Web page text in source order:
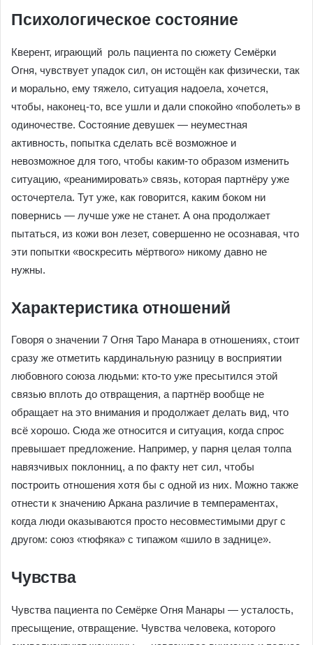
Психологическое состояние
Кверент, играющий роль пациента по сюжету Семёрки
Огня, чувствует упадок сил, он истощён как физически, так
и морально, ему тяжело, ситуация надоела, хочется,
чтобы, наконец-то, все ушли и дали спокойно «поболеть» в
одиночестве. Состояние девушек — неуместная
активность, попытка сделать всё возможное и
невозможное для того, чтобы каким-то образом изменить
ситуацию, «реанимировать» связь, которая партнёру уже
осточертела. Тут уже, как говорится, каким боком ни
повернись — лучше уже не станет. А она продолжает
пытаться, из кожи вон лезет, совершенно не осознавая, что
эти попытки «воскресить мёртвого» никому давно не
нужны.
Характеристика отношений
Говоря о значении 7 Огня Таро Манара в отношениях, стоит
сразу же отметить кардинальную разницу в восприятии
любовного союза людьми: кто-то уже пресытился этой
связью вплоть до отвращения, а партнёр вообще не
обращает на это внимания и продолжает делать вид, что
всё хорошо. Сюда же относится и ситуация, когда спрос
превышает предложение. Например, у парня целая толпа
навязчивых поклонниц, а по факту нет сил, чтобы
построить отношения хотя бы с одной из них. Можно также
отнести к значению Аркана различие в темпераментах,
когда люди оказываются просто несовместимыми друг с
другом: союз «тюфяка» с типажом «шило в заднице».
Чувства
Чувства пациента по Семёрке Огня Манары — усталость,
пресыщение, отвращение. Чувства человека, которого